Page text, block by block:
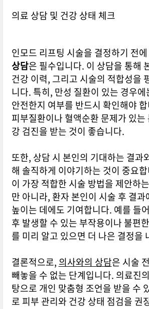
의료 상담 및 건강 상태 체크
인모드 리프팅 시술을 결정하기 전에
상담은 필수입니다. 이 상담을 통해
건강 이력, 그리고 시술의 적합성을
니다. 특히, 만성 질환이 있는 경우
안전한지 여부를 반드시 확인해야
피부질환이나 혈액순환 문제가 있는
강 검진을 받는 것이 좋습니다.
또한, 상담 시 본인의 기대하는 결과
해 솔직하게 이야기하는 것이 중요
이 가장 적합한 시술 방법을 제안하
만 아니라, 환자 본인이 시술 후 결
높이는 데에도 기여합니다. 예를 들
후 발생할 수 있는 부작용이나 불편
를 미리 알고 있으면 더 나은 결정을
결론적으로, 의사와의 상담은 시술
빼놓을 수 없는 단계입니다. 의료진
탕으로 개인 맞춤형 조언을 받을 수
로 피부 관리와 건강 상태 점검을 권